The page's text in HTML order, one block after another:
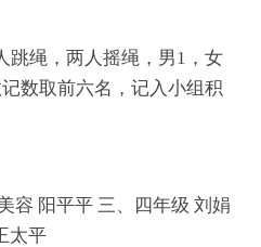
跳绳，两人摇绳，男1，女
数取前六名，记入小组积
容 阳平平 三、四年级 刘娟
太平